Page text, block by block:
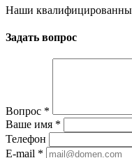
Наши
Задать вопрос
Вопрос *
Ваше имя *
Телефон
E-mail *